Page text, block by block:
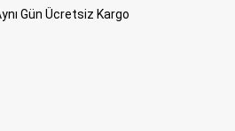
Gün Ücretsiz Kargo